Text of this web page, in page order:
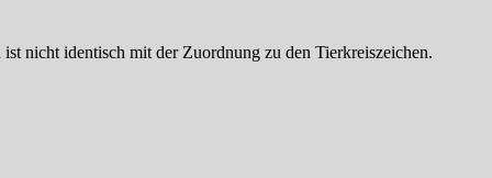
nicht identisch mit der Zuordnung zu den Tierkreiszeichen.